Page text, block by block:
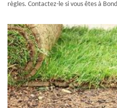
règles. Contactez-le si vous êtes à